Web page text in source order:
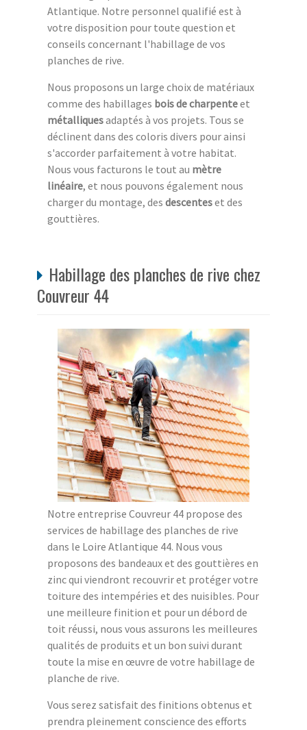
Atlantique. Notre personnel qualifié est à
votre disposition pour toute question et
conseils concernant l'habillage de vos
planches de rive.
Nous proposons un large choix de matériaux
comme des habillages bois de charpenteet
métalliquesadaptés à vos projets. Tous se
déclinent dans des coloris divers pour ainsi
s'accorder parfaitement à votre habitat.
Nous vous facturons le tout au mètre
linéaire, et nous pouvons également nous
charger du montage, des descenteset des
gouttières.
Habillage des planches de rive chez
Couvreur 44
Notre entreprise Couvreur 44 propose des
services de habillage des planches de rive
dans le Loire Atlantique 44. Nous vous
proposons des bandeaux et des gouttières en
zinc qui viendront recouvrir et protéger votre
toiture des intempéries et des nuisibles. Pour
une meilleure finition et pour un débord de
toit réussi, nous vous assurons les meilleures
qualités de produits et un bon suivi durant
toute la mise en œuvre de votre habillage de
planche de rive.
Vous serez satisfait des finitions obtenus et
prendra pleinement conscience des efforts